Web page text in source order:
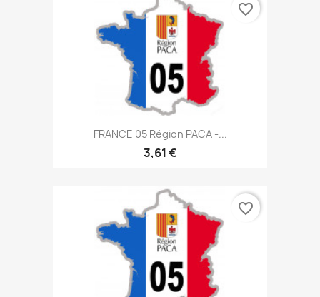
FRANCE 05 Région PACA -...
3,61 €
favorite_border
favorite_border